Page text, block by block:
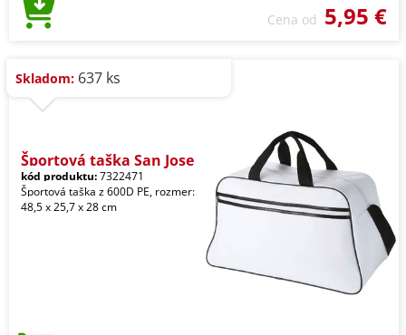
Cena od 5,95 €
Skladom: 637 ks
Športová taška San Jose
kód produktu:7322471
Športová taška z 600D PE, rozmer:
48,5 x 25,7 x 28 cm